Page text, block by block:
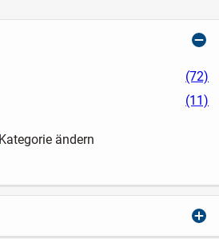
(72)
(11)
Kategorie ändern